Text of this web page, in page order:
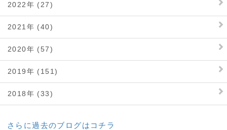
2022年 (27)
2021年 (40)
2020年 (57)
2019年 (151)
2018年 (33)
さらに過去のブログはコチラ